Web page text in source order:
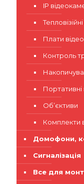
IP
Плати
Контроль
Об’єктиви
Комплекти
Домофони,
Сигналізація
Все для